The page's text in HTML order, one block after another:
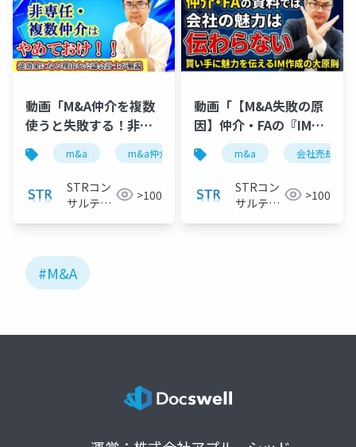
動画「M&A仲介を複数
使うと失敗する！非専
任がダメな理由と専任
のリスクの防ぎ方」で
投影したスライド
m&a m&a仲介 非専任 専任
STRコン
サルティ
>100
動画「【M&A失敗の原
因】仲介・FAの『IM』
では会社の魅力が伝わ
らない！公認会計士が
解説」で投影したスラ
イド
m&a 会社売却
STRコン
サルティ
>100
#M&A